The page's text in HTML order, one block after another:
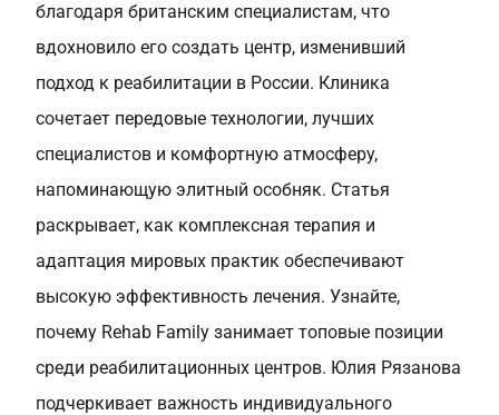
благодаря британским специалистам, что
вдохновило его создать центр, изменивший
подход к реабилитации в России. Клиника
сочетает передовые технологии, лучших
специалистов и комфортную атмосферу,
напоминающую элитный особняк. Статья
раскрывает, как комплексная терапия и
адаптация мировых практик обеспечивают
высокую эффективность лечения. Узнайте,
почему Rehab Family занимает топовые позиции
среди реабилитационных центров. Юлия Рязанова
подчеркивает важность индивидуального